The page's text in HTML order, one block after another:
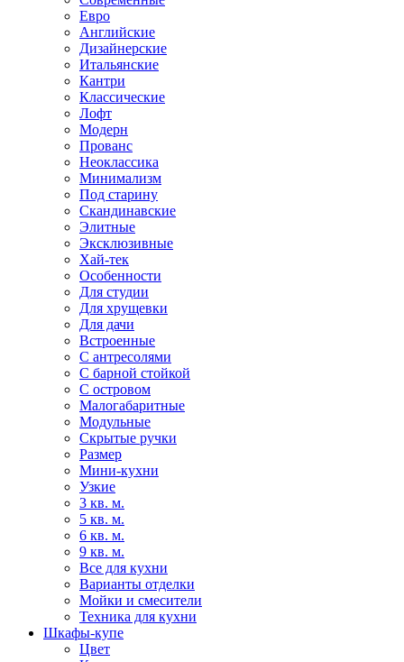
Евро
Английские
Дизайнерские
Итальянские
Кантри
Классические
Лофт
Модерн
Прованс
Неоклассика
Минимализм
Под старину
Скандинавские
Элитные
Эксклюзивные
Хай-тек
Особенности
Для студии
Для хрущевки
Для дачи
Встроенные
С антресолями
С барной стойкой
С островом
Малогабаритные
Модульные
Скрытые ручки
Размер
Мини-кухни
Узкие
3 кв. м.
5 кв. м.
6 кв. м.
9 кв. м.
Все для кухни
Варианты отделки
Мойки и смесители
Техника для кухни
Шкафы-купе
Цвет